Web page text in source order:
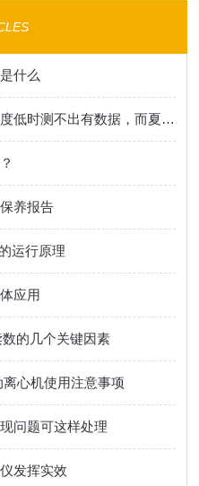
什么
甲醛检测仪为什么在冬天温度低时测不出有数据，而夏天时，数值确偏高？
养报告
运行原理
应用
的几个关键因素
心机使用注意事项
问题可这样处理
发挥实效